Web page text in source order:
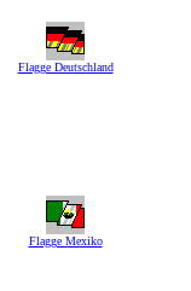
Flagge Deutschland
Flagge Mexiko